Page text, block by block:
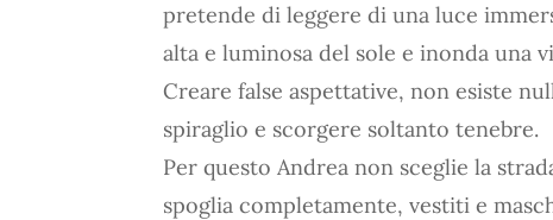
pretende di leggere di una luce
alta e luminosa del sole e inonda una
Creare false aspettative, non esiste
spiraglio e scorgere soltanto tenebre.
Per questo Andrea non sceglie la
spoglia completamente, vestiti e